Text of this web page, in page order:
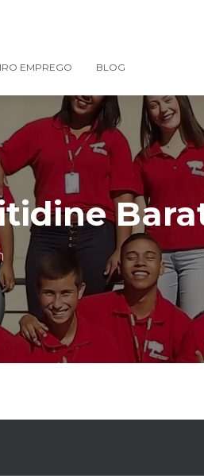
EMPREGO BLOG